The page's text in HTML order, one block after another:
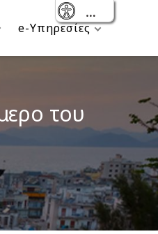
e-Υπηρεσίες
του